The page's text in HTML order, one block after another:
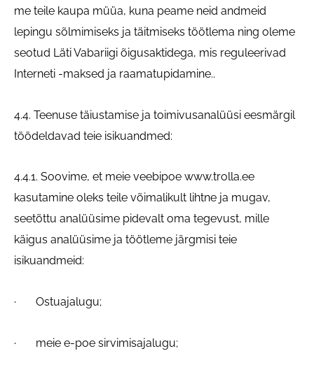
me teile kaupa müüa, kuna peame neid andmeid
lepingu sõlmimiseks ja täitmiseks töötlema ning oleme
seotud Läti Vabariigi õigusaktidega, mis reguleerivad
Interneti -maksed ja raamatupidamine..
4.4. Teenuse täiustamise ja toimivusanalüüsi eesmärgil
töödeldavad teie isikuandmed:
4.4.1. Soovime, et meie veebipoe www.trolla.ee
kasutamine oleks teile võimalikult lihtne ja mugav,
seetõttu analüüsime pidevalt oma tegevust, mille
käigus analüüsime ja töötleme järgmisi teie
isikuandmeid:
· Ostuajalugu;
· meie e-poe sirvimisajalugu;